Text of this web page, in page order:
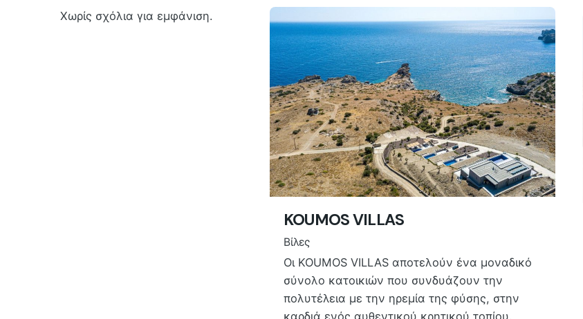
Χωρίς σχόλια για εμφάνιση.
KOUMOS VILLAS
Βίλες
Οι KOUMOS VILLAS αποτελούν ένα μοναδικό
σύνολο κατοικιών που συνδυάζουν την
πολυτέλεια με την ηρεμία της φύσης, στην
καρδιά ενός αυθεντικού κρητικού τοπίου.